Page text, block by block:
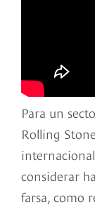
Para un
Rolling
considerar
farsa, como